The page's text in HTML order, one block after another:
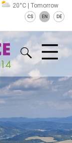
20°C | Tomorrow
CS EN DE